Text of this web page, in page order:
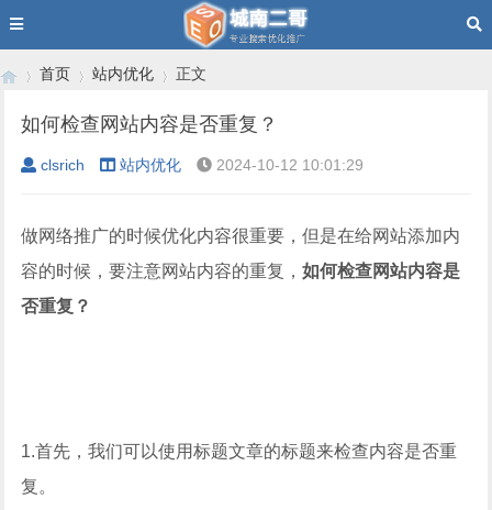
›
首页
›
站内优化
›
正文
如何检查网站内容是否重复？
clsrich 站内优化 2024-10-12 10:01:29
做网络推广的时候优化内容很重要，但是在给网站添加内
容的时候，要注意网站内容的重复，如何检查网站内容是
否重复？
1.首先，我们可以使用标题文章的标题来检查内容是否重
复。